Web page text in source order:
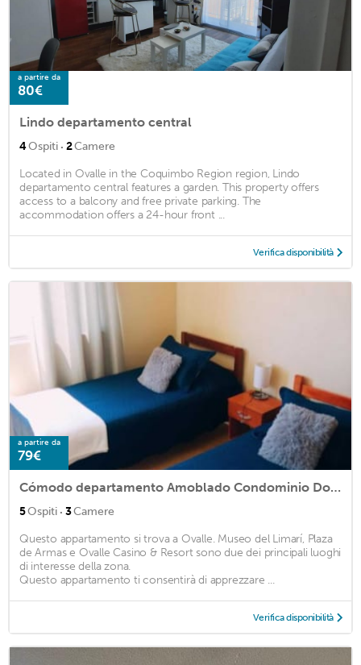
a partire da
80€
Lindo departamento central
4Ospiti · 2Camere
Located in Ovalle in the Coquimbo Region region, Lindo
departamento central features a garden. This property offers
access to a balcony and free private parking. The
accommodation offers a 24-hour front ...
Verifica disponibilità
a partire da
79€
Cómodo departamento Amoblado Condominio Don Vicente en Ovalle
5Ospiti · 3Camere
Questo appartamento si trova a Ovalle. Museo del Limarí, Plaza
de Armas e Ovalle Casino & Resort sono due dei principali luoghi
di interesse della zona.
Questo appartamento ti consentirà di apprezzare ...
Verifica disponibilità